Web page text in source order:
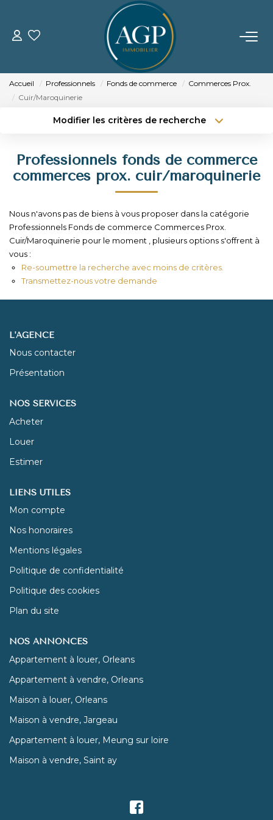
ACHETER
Estimer Votre Bien
LOUER
GERER
NOTRE AGENCE
NOUS REJOINDRE
Accueil Professionnels Fonds de commerce
Commerces Prox.
Cuir/Maroquinerie
Modifier les critères de recherche
Sélectionnez...
Type de bien
Surface min
Créer une alerte
Professionnels fonds de commerce
commerces prox. cuir/maroquinerie
Nous n'avons pas de biens à vous proposer dans la catégorie
Professionnels Fonds de commerce Commerces Prox.
Cuir/Maroquinerie pour le moment , plusieurs options s'offrent à
vous :
Re-soumettre la recherche avec moins de critères.
Transmettez-nous votre demande
L'AGENCE
Nous contacter
Présentation
NOS SERVICES
Acheter
Louer
Estimer
LIENS UTILES
Mon compte
Nos honoraires
Mentions légales
Politique de confidentialité
Politique des cookies
Plan du site
NOS ANNONCES
Appartement à louer, Orleans
Appartement à vendre, Orleans
Maison à louer, Orleans
Maison à vendre, Jargeau
Appartement à louer, Meung sur loire
Maison à vendre, Saint ay